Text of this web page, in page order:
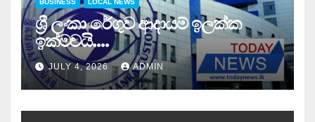
BUSINESS LOCAL NEWS
ශ්‍රී ලංකා රේගුව ආදායම් ඉලක්ක
ඉක්මවයි….
JULY 4, 2026 ADMIN